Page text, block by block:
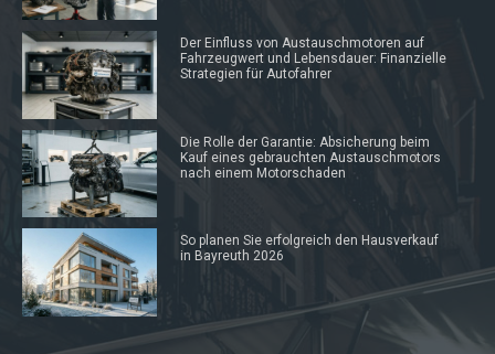
Der Einfluss von Austauschmotoren auf
Fahrzeugwert und Lebensdauer: Finanzielle
Strategien für Autofahrer
Die Rolle der Garantie: Absicherung beim
Kauf eines gebrauchten Austauschmotors
nach einem Motorschaden
So planen Sie erfolgreich den Hausverkauf
in Bayreuth 2026